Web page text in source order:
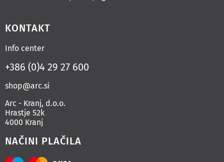
KONTAKT
Info center
+386 (0)4 29 27 600
shop@arc.si
Arc - Kranj, d.o.o.
Hrastje 52k
4000 Kranj
NAČINI PLAČILA